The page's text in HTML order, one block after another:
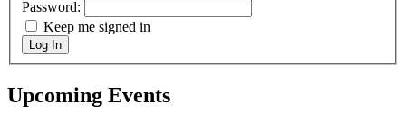
Password:
Keep me signed in
Log In
Upcoming Events